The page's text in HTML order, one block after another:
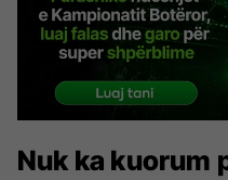
Nuk ka kuorum